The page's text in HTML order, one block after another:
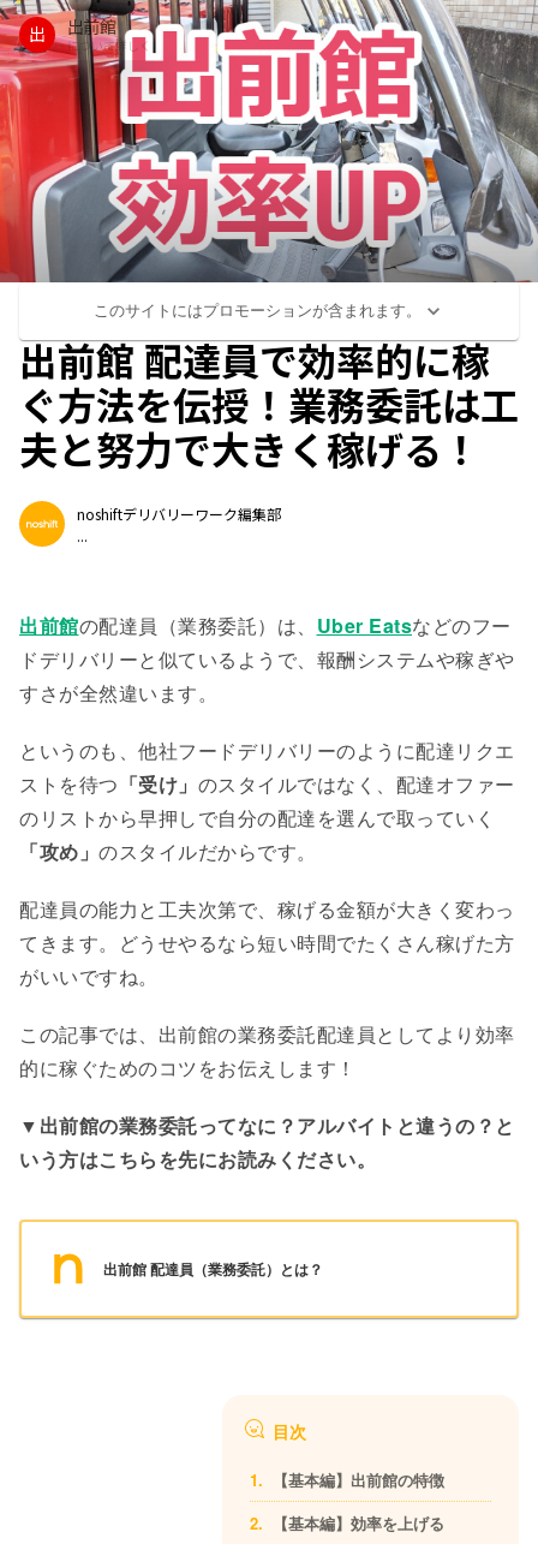
出 出前館
について詳しく
このサイトにはプロモーションが含まれます。
出前館 配達員で効率的に稼
ぐ方法を伝授！業務委託は工
夫と努力で大きく稼げる！
noshiftデリバリーワーク編集部
...
出前館の配達員（業務委託）は、 Uber Eatsなどのフー
ドデリバリーと似ているようで、報酬システムや稼ぎや
すさが全然違います。
というのも、他社フードデリバリーのように配達リクエ
ストを待つ 「受け」 のスタイルではなく、配達オファー
のリストから早押しで自分の配達を選んで取っていく
「攻め」 のスタイルだからです。
配達員の能力と工夫次第で、稼げる金額が大きく変わっ
てきます。どうせやるなら短い時間でたくさん稼げた方
がいいですね。
この記事では、出前館の業務委託配達員としてより効率
的に稼ぐためのコツをお伝えします！
▼出前館の業務委託ってなに？アルバイトと違うの？と
いう方はこちらを先にお読みください。
出前館 配達員（業務委託）とは？
目次
【基本編】出前館の特徴
【基本編】効率を上げる